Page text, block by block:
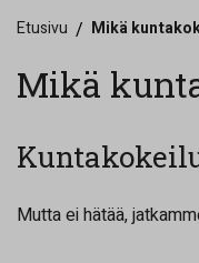
Etusivu / Mikä
Mikä
Mutta ei hätää,